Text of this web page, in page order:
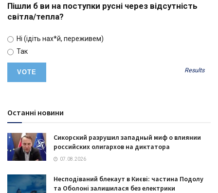
Пішли б ви на поступки русні через відсутність
світла/тепла?
Ні (ідіть нах*й, переживем)
Так
Results
Останні новини
Сикорский разрушил западный миф о влиянии
российских олигархов на диктатора
07.08.2026
Несподіваний блекаут в Києві: частина Подолу
та Оболоні залишилася без електрики